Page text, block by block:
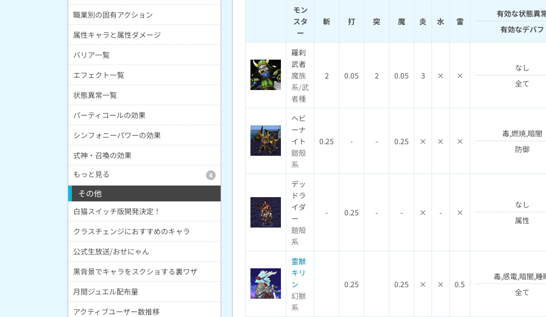
モン
スタ
ー
斬 打 突 魔 炎 水 雷
有効な状態異
有効なデバフ
羅刹
武者
魔族
系/武
者種
2 0.05 2 0.05 3 × ×
なし
全て
ヘビ
ーナ
イト
鎧殻
系
0.25 - - 0.25 × × ×
毒,燃焼,暗闇
防御
デッ
ドラ
イダ
ー
鎧殻
系
- 0.25 - - × - ×
なし
属性
霊獣
キリ
ン
幻獣
系
0.25 0.25 × × 0.5
毒,感電,暗闇,睡
全て
職業別の固有アクション
属性キャラと属性ダメージ
バリア一覧
エフェクト一覧
状態異常一覧
パーティコールの効果
シンフォニーパワーの効果
式神・召喚の効果
もっと見る
4
その他
白猫スイッチ版開発決定！
クラスチェンジにおすすめのキャラ
公式生放送/おせにゃん
黒背景でキャラをスクショする裏ワザ
月間ジュエル配布量
アクティブユーザー数推移